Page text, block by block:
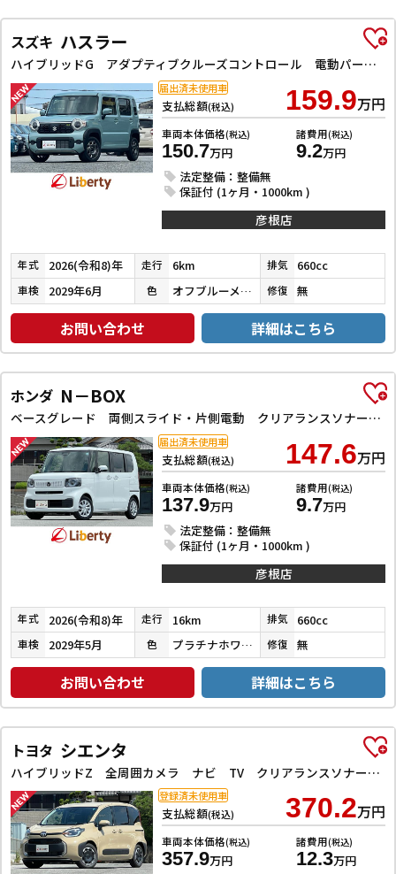
スズキ ハスラー
ハイブリッドG アダプティブクルーズコントロール 電動パーキングブレーキ レーンアシスト 衝突被害軽減システム オートライト LEDヘッドランプ スマートキー アイドリングストップ 電動格納ミラー シートヒーター
支払総額(税込) 159.9万円
車両本体価格(税込)
150.7万円
諸費用(税込)
9.2万円
法定整備：整備無
保証付 (1ヶ月・1000km )
届出済未使用車
彦根店
年式 2026(令和8)年 走行 6km 排気 660cc
車検 2029年6月 色 オフブルーメタリック 修復 無
お問い合わせ 詳細はこちら
ホンダ N－BOX
ベースグレード 両側スライド・片側電動 クリアランスソナー オートクルーズコントロール レーンアシスト 衝突被害軽減システム オートライト LEDヘッドランプ スマートキー アイドリングストップ
支払総額(税込) 147.6万円
車両本体価格(税込)
137.9万円
諸費用(税込)
9.7万円
法定整備：整備無
保証付 (1ヶ月・1000km )
届出済未使用車
彦根店
年式 2026(令和8)年 走行 16km 排気 660cc
車検 2029年5月 色 プラチナホワイトパール 修復 無
お問い合わせ 詳細はこちら
トヨタ シエンタ
ハイブリッドZ 全周囲カメラ ナビ TV クリアランスソナー アダプティブクルーズコントロール レーンアシスト 衝突被害軽減システム 両側電動スライドドア オートマチックハイビーム オートライト LEDヘッドランプ
支払総額(税込) 370.2万円
車両本体価格(税込)
357.9万円
諸費用(税込)
12.3万円
登録済未使用車